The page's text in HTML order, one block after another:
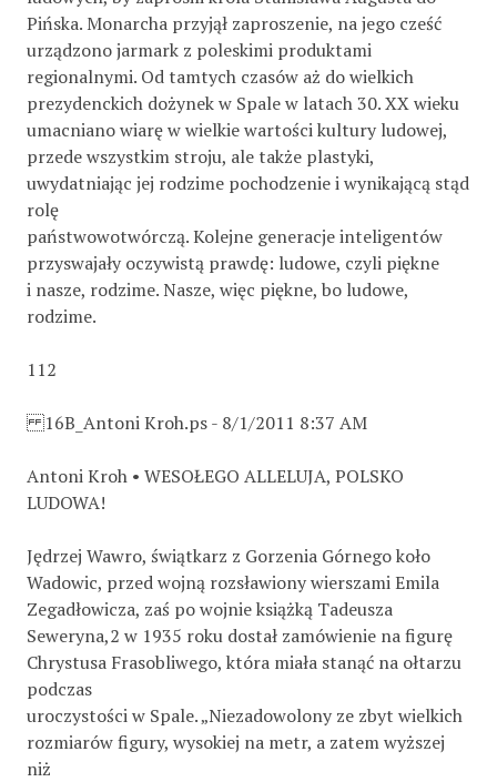
Pińska. Monarcha przyjął zaproszenie, na jego cześć
urządzono jarmark z poleskimi produktami
regionalnymi. Od tamtych czasów aż do wielkich
prezydenckich dożynek w Spale w latach 30. XX wieku
umacniano wiarę w wielkie wartości kultury ludowej,
przede wszystkim stroju, ale także plastyki,
uwydatniając jej rodzime pochodzenie i wynikającą stąd
rolę
państwowotwórczą. Kolejne generacje inteligentów
przyswajały oczywistą prawdę: ludowe, czyli piękne
i nasze, rodzime. Nasze, więc piękne, bo ludowe,
rodzime.
112
16B_Antoni Kroh.ps - 8/1/2011 8:37 AM
Antoni Kroh • WESOŁEGO ALLELUJA, POLSKO
LUDOWA!
Jędrzej Wawro, świątkarz z Gorzenia Górnego koło
Wadowic, przed wojną rozsławiony wierszami Emila
Zegadłowicza, zaś po wojnie książką Tadeusza
Seweryna,2 w 1935 roku dostał zamówienie na figurę
Chrystusa Frasobliwego, która miała stanąć na ołtarzu
podczas
uroczystości w Spale. „Niezadowolony ze zbyt wielkich
rozmiarów figury, wysokiej na metr, a zatem wyższej
niż